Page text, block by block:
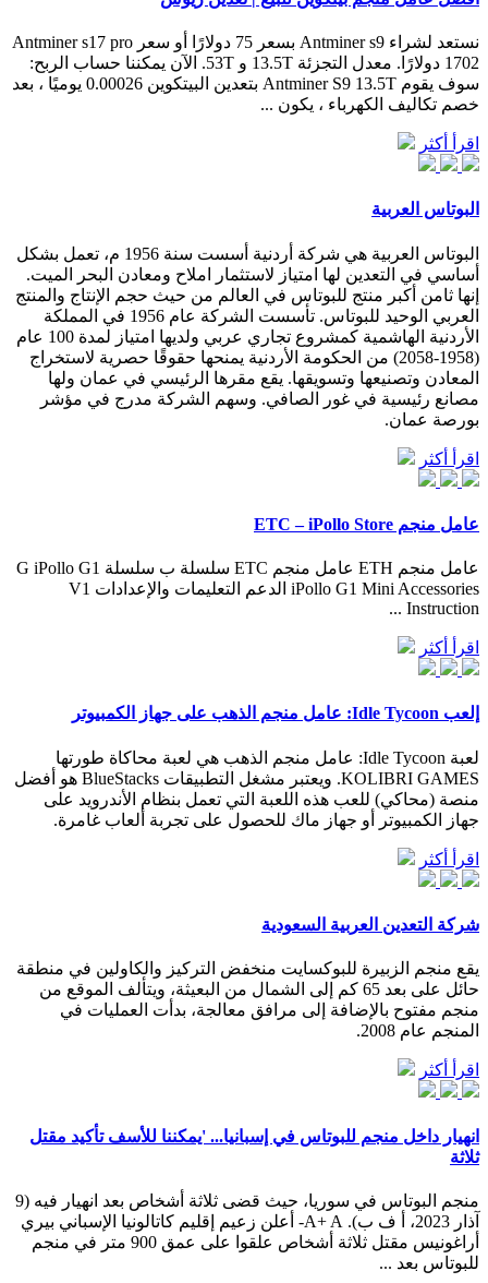
نستعد لشراء Antminer s9 بسعر 75 دولارًا أو سعر Antminer s17 pro
1702 دولارًا. معدل التجزئة 13.5T و 53T. الآن يمكننا حساب الربح:
سوف يقوم Antminer S9 13.5T بتعدين البيتكوين 0.00026 يوميًا ، بعد
خصم تكاليف الكهرباء ، يكون ...
اقرأ أكثر
البوتاس العربية
البوتاس العربية هي شركة أردنية أسست سنة 1956 م، تعمل بشكل
أساسي في التعدين لها امتياز لاستثمار املاح ومعادن البحر الميت.
إنها ثامن أكبر منتج للبوتاس في العالم من حيث حجم الإنتاج والمنتج
العربي الوحيد للبوتاس. تأسست الشركة عام 1956 في المملكة
الأردنية الهاشمية كمشروع تجاري عربي ولديها امتياز لمدة 100 عام
(1958-2058) من الحكومة الأردنية يمنحها حقوقًا حصرية لاستخراج
المعادن وتصنيعها وتسويقها. يقع مقرها الرئيسي في عمان ولها
مصانع رئيسية في غور الصافي. وسهم الشركة مدرج في مؤشر
بورصة عمان.
اقرأ أكثر
عامل منجم ETC – iPollo Store
عامل منجم ETH عامل منجم ETC سلسلة ب سلسلة G iPollo G1
iPollo G1 Mini Accessories الدعم التعليمات والإعدادات V1
Instruction ...
اقرأ أكثر
إلعب Idle Tycoon: عامل منجم الذهب على جهاز الكمبيوتر
لعبة Idle Tycoon: عامل منجم الذهب هي لعبة محاكاة طورتها
KOLIBRI GAMES‏. ويعتبر مشغل التطبيقات BlueStacks هو أفضل
منصة (محاكي) للعب هذه اللعبة التي تعمل بنظام الأندرويد على
جهاز الكمبيوتر أو جهاز ماك للحصول على تجربة ألعاب غامرة.
اقرأ أكثر
شركة التعدين العربية السعودية
يقع منجم الزبيرة للبوكسايت منخفض التركيز والكاولين في منطقة
حائل على بعد 65 كم إلى الشمال من البعيثة، ويتألف الموقع من
منجم مفتوح بالإضافة إلى مرافق معالجة، بدأت العمليات في
المنجم عام 2008.
اقرأ أكثر
انهيار داخل منجم للبوتاس في إسبانيا... 'يمكننا للأسف تأكيد مقتل
ثلاثة
منجم البوتاس في سوريا، حيث قضى ثلاثة أشخاص بعد انهيار فيه (9
آذار 2023، أ ف ب). A+ A- أعلن زعيم إقليم كاتالونيا الإسباني بيري
أراغونيس مقتل ثلاثة أشخاص علقوا على عمق 900 متر في منجم
للبوتاس بعد ...